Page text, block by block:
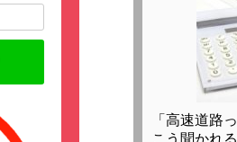
「高速道路
こう聞かれ